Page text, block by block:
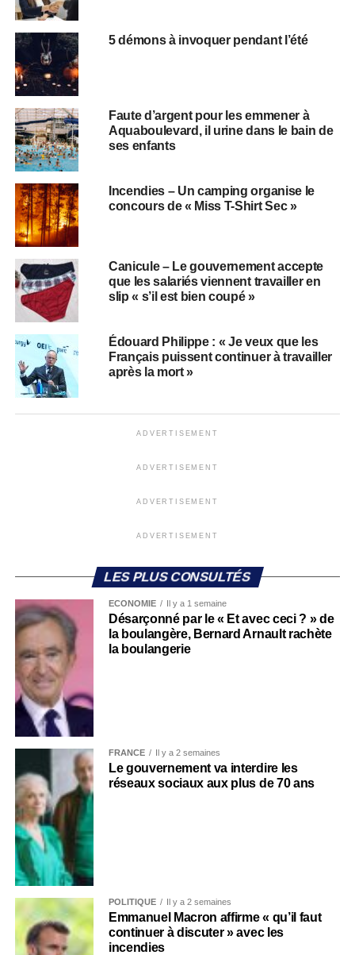
5 démons à invoquer pendant l’été
Faute d’argent pour les emmener à
Aquaboulevard, il urine dans le bain de
ses enfants
Incendies – Un camping organise le
concours de « Miss T-Shirt Sec »
Canicule – Le gouvernement accepte
que les salariés viennent travailler en
slip « s’il est bien coupé »
Édouard Philippe : « Je veux que les
Français puissent continuer à travailler
après la mort »
ADVERTISEMENT
ADVERTISEMENT
ADVERTISEMENT
ADVERTISEMENT
LES PLUS CONSULTÉS
ECONOMIE Il y a 1 semaine
Désarçonné par le « Et avec ceci ? » de
la boulangère, Bernard Arnault rachète
la boulangerie
FRANCE Il y a 2 semaines
Le gouvernement va interdire les
réseaux sociaux aux plus de 70 ans
POLITIQUE Il y a 2 semaines
Emmanuel Macron affirme « qu’il faut
continuer à discuter » avec les
incendies